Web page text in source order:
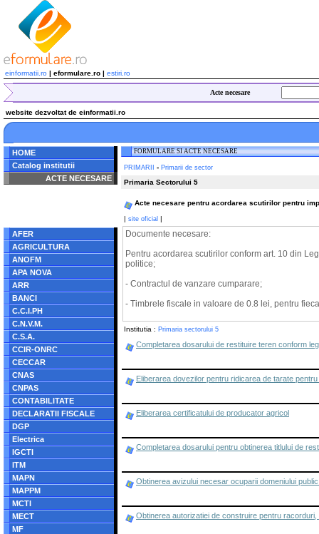
einformatii.ro | eformulare.ro | estiri.ro
Acte necesare
website dezvoltat de einformatii.ro
HOME
Catalog institutii
ACTE NECESARE
/home/eformulare.ro/public_html/navigare/stanga.php
AFER
AGRICULTURA
ANOFM
APA NOVA
ARR
BANCI
C.C.I.PH
C.N.V.M.
C.S.A.
CCIR-ONRC
CECCAR
CNAS
CNPAS
CONTABILITATE
DECLARATII FISCALE
DGP
Electrica
IGCTI
ITM
MAPN
MAPPM
MCTI
MECT
MF
FORMULARE SI ACTE NECESARE
PRIMARII - Primarii de sector
Primaria Sectorului 5
Acte necesare pentru acordarea scutirilor pentru
| site oficial |
Documente necesare:
Pentru acordarea scutirilor conform art. 10 din
politice;
- Contractul de vanzare cumparare;
- Timbrele fiscale in valoare de 0.8 lei, pentru
Institutia : Primaria sectorului 5
Completarea dosarului de restituire teren conform
Eliberarea dovezilor pentru ridicarea de tarate
Eliberarea certificatului de producator agricol
Completarea dosarului pentru obtinerea titlului de
Obtinerea avizului necesar ocuparii domeniului
Obtinerea autorizatiei de construire pentru